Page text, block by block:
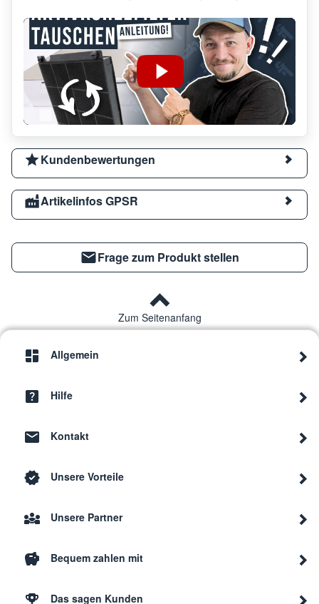
Kundenbewertungen
Artikelinfos GPSR
Frage zum Produkt stellen
Zum Seitenanfang
Allgemein
Hilfe
Kontakt
Unsere Vorteile
Unsere Partner
Bequem zahlen mit
Das sagen Kunden